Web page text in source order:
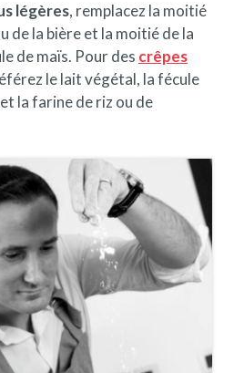
légères, remplacez la moitié
de la bière et la moitié de la
de maïs. Pour des crêpes
le lait végétal, la fécule
la farine de riz ou de